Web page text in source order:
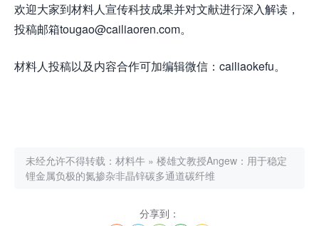
欢迎大家到材料人宣传科技成果并对文献进行深入解读，
投稿邮箱tougao@cailiaoren.com。
材料人投稿以及内容合作可加编辑微信：cailiaokefu。
未经允许不得转载： 材料牛 » 楼雄文教授Angew：用于稳定
锂金属负极的氮掺杂非晶锌碳多通道碳纤维
分享到：